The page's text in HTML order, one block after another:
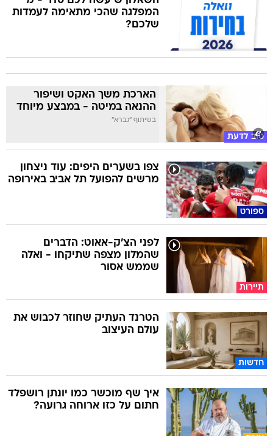
המפלגה שהכי מתאימה לעמדות
שלכם?
טוב לדעת
הארכת משך האקט ושיפור
ההנאה במיטה - במבצע מיוחד
בשיתוף "גברא"
ספורט
צפו בשערים היפים: עוד ניצחון
מרשים להפועל תל אביב באירופה
תיירות
לפני הצ'ק-אאוט: הדברים
שהמלון מצפה שתיקחו - ואלה
שממש אסור
חדשות
הטרנד העתיק שחוזר לכבוש את
עולם העיצוב
איך שף מוכשר כמו יונתן רושפלד
חתום על כזו ארוחה גרועה?